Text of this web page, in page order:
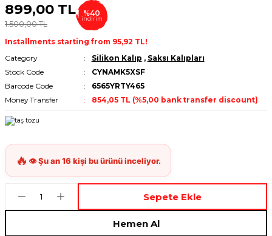
899,00 TL
1.500,00 TL
%40
indirim
Installments starting from 95,92 TL!
Category
Silikon Kalıp , Saksı Kalıpları
Stock Code
CYNAMK5XSF
Barcode Code
6565YRTY465
Money Transfer
854,05 TL (%5,00 bank transfer discount)
Sepete Ekle
Hemen Al